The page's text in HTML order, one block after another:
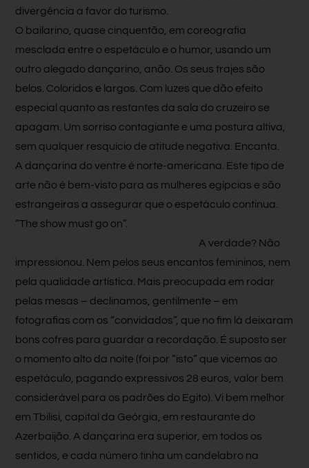
divergência a favor do turismo.
O bailarino, quase cinquentão, em coreografia
mesclada entre o espetáculo e o humor, usando um
outro alegado dançarino, anão. Os seus trajes são
belos. Coloridos e largos. Com luzes que dão efeito
especial quanto as restantes da sala do cruzeiro se
apagam. Um sorriso contagiante e uma postura altiva,
sem qualquer resquício de atitude negativa. Encanta.
A dançarina do ventre é norte-americana. Este tipo de
arte não é bem-visto para as mulheres egípcias e são
estrangeiras a assegurar que o espetáculo continua.
“The show must go on”.
A verdade? Não
impressionou. Nem pelos seus encantos femininos, nem
pela qualidade artística. Mais preocupada em rodar
pelas mesas – declinamos, gentilmente – em
fotografias com os “convidados”, que no fim lá deixaram
bons cofres para guardar a recordação. É suposto ser
o momento alto da noite (foi por “isto” que vicemos ao
espetáculo, pagando expressivos 28 euros, valor bem
considerável para os padrões do Egito). Vi bem melhor
em Tbilisi, capital da Geórgia, em restaurante do
Azerbaijão. A dançarina era superior, em todos os
sentidos, e cada número tinha um candelabro na